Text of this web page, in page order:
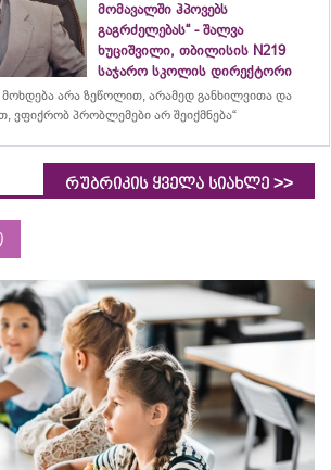
მომავალში ჰპოვებს
გაგრძელებას“ - შალვა
ხუციშვილი, თბილისის N219
საჯარო სკოლის დირექტორი
მოხდება არა ზეწოლით, არამედ განხილვითა და
ვფიქრობ პრობლემები არ შეიქმნება“
რუბრიკის ყველა სიახლე >>